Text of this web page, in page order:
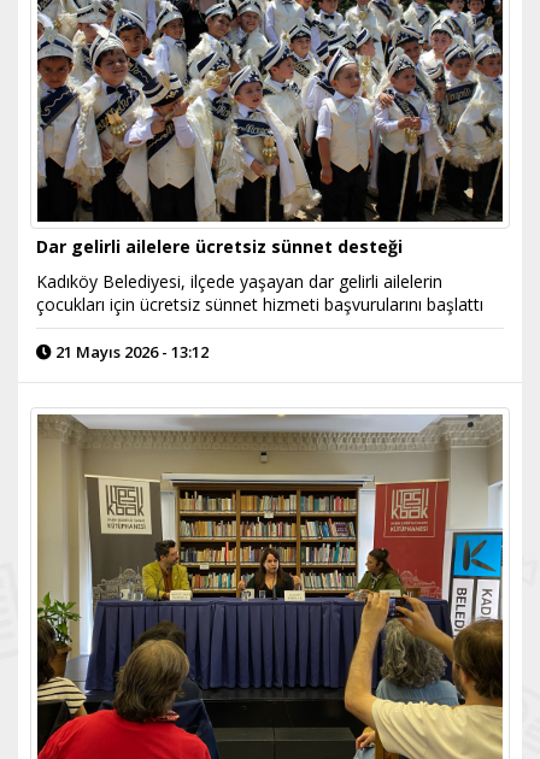
Dar gelirli ailelere ücretsiz sünnet desteği
Kadıköy Belediyesi, ilçede yaşayan dar gelirli ailelerin
çocukları için ücretsiz sünnet hizmeti başvurularını başlattı
21 Mayıs 2026 - 13:12